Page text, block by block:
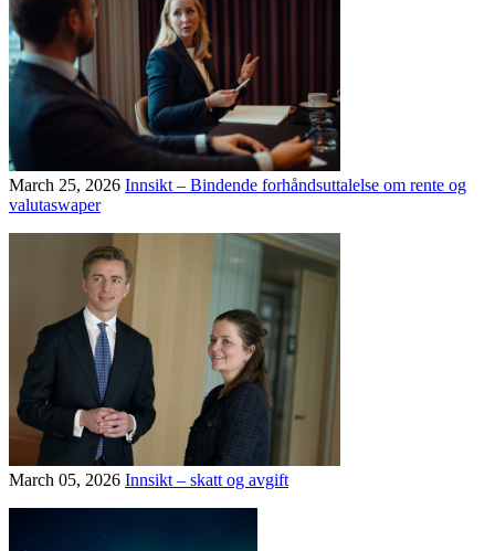
March 25, 2026 Innsikt – Bindende forhåndsuttalelse om rente og
valutaswaper
March 05, 2026 Innsikt – skatt og avgift